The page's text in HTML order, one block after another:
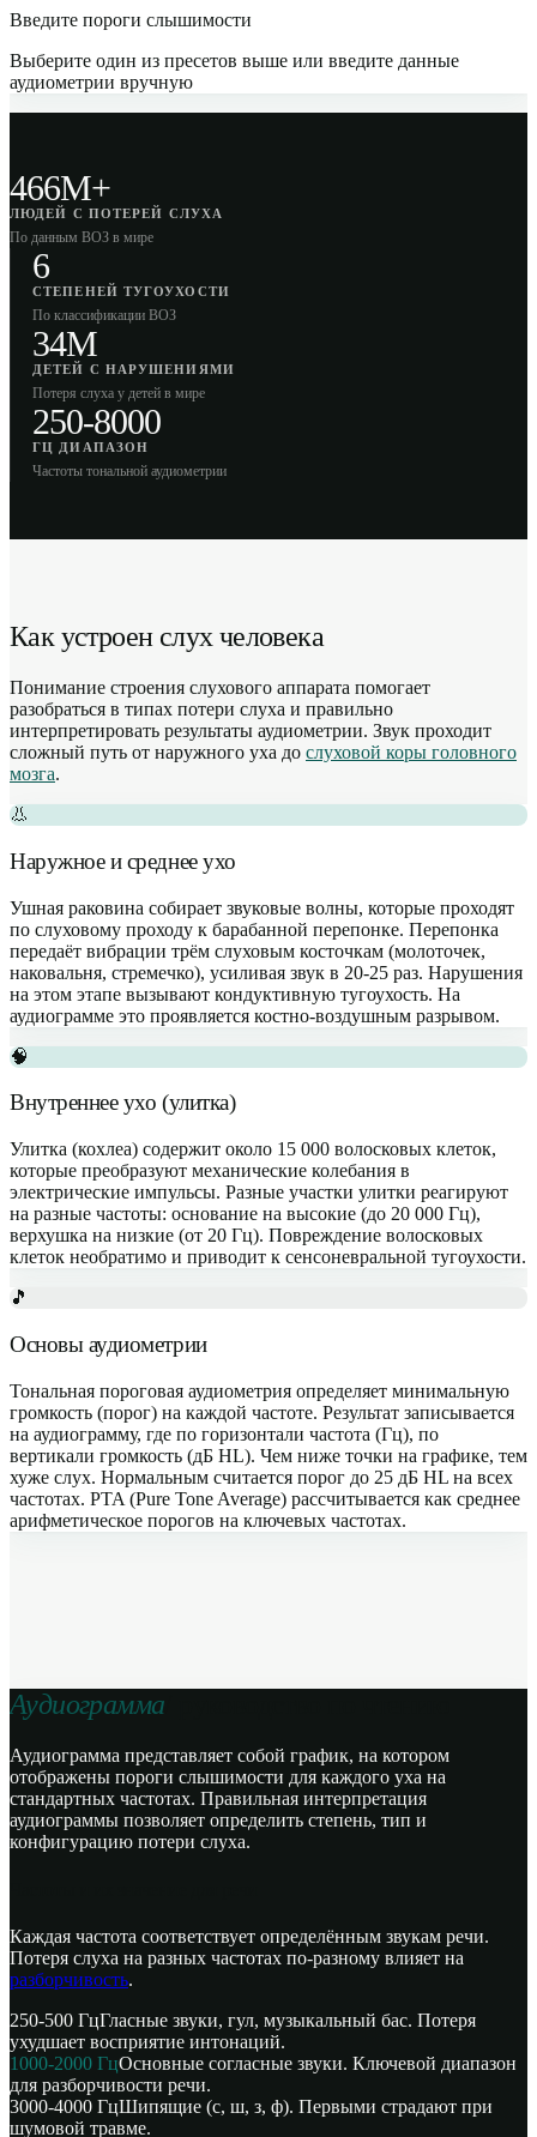
Введите пороги слышимости
Выберите один из пресетов выше или введите данные
аудиометрии вручную
466M+
ЛЮДЕЙ С ПОТЕРЕЙ СЛУХА
По данным ВОЗ в мире
6
СТЕПЕНЕЙ ТУГОУХОСТИ
По классификации ВОЗ
34M
ДЕТЕЙ С НАРУШЕНИЯМИ
Потеря слуха у детей в мире
250-8000
ГЦ ДИАПАЗОН
Частоты тональной аудиометрии
Как устроен слух человека
Понимание строения слухового аппарата помогает
разобраться в типах потери слуха и правильно
интерпретировать результаты аудиометрии. Звук проходит
сложный путь от наружного уха до слуховой коры головного
мозга.
👃
Наружное и среднее ухо
Ушная раковина собирает звуковые волны, которые проходят
по слуховому проходу к барабанной перепонке. Перепонка
передаёт вибрации трём слуховым косточкам (молоточек,
наковальня, стремечко), усиливая звук в 20-25 раз. Нарушения
на этом этапе вызывают кондуктивную тугоухость. На
аудиограмме это проявляется костно-воздушным разрывом.
🧠
Внутреннее ухо (улитка)
Улитка (кохлеа) содержит около 15 000 волосковых клеток,
которые преобразуют механические колебания в
электрические импульсы. Разные участки улитки реагируют
на разные частоты: основание на высокие (до 20 000 Гц),
верхушка на низкие (от 20 Гц). Повреждение волосковых
клеток необратимо и приводит к сенсоневральной тугоухости.
🎵
Основы аудиометрии
Тональная пороговая аудиометрия определяет минимальную
громкость (порог) на каждой частоте. Результат записывается
на аудиограмму, где по горизонтали частота (Гц), по
вертикали громкость (дБ HL). Чем ниже точки на графике, тем
хуже слух. Нормальным считается порог до 25 дБ HL на всех
частотах. PTA (Pure Tone Average) рассчитывается как среднее
арифметическое порогов на ключевых частотах.
Аудиограмма
Аудиограмма представляет собой график, на котором
отображены пороги слышимости для каждого уха на
стандартных частотах. Правильная интерпретация
аудиограммы позволяет определить степень, тип и
конфигурацию потери слуха.
Каждая частота соответствует определённым звукам речи.
Потеря слуха на разных частотах по-разному влияет на
разборчивость.
250-500 ГцГласные звуки, гул, музыкальный бас. Потеря
ухудшает восприятие интонаций.
1000-2000 ГцОсновные согласные звуки. Ключевой диапазон
для разборчивости речи.
3000-4000 ГцШипящие (с, ш, з, ф). Первыми страдают при
шумовой травме.